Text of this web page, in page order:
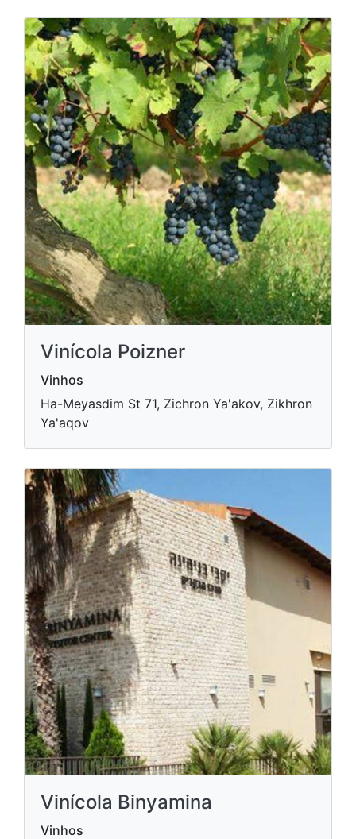
Vinícola Poizner
Vinhos
Ha-Meyasdim St 71, Zichron Ya'akov, Zikhron
Ya'aqov
Vinícola Binyamina
Vinhos